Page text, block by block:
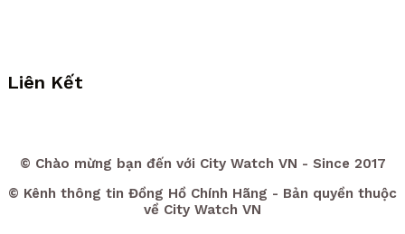
Liên Kết
© Chào mừng bạn đến với City Watch VN - Since 2017
© Kênh thông tin Đồng Hồ Chính Hãng - Bản quyền thuộc
về City Watch VN